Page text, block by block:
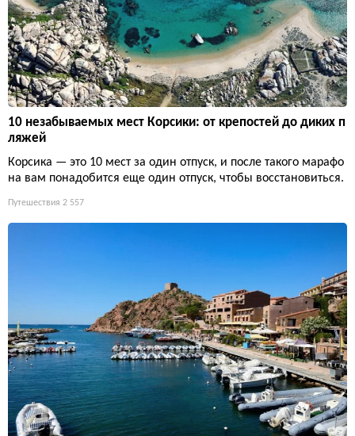
10 незабываемых мест Корсики: от крепостей до диких п
ляжей
Корсика — это 10 мест за один отпуск, и после такого марафо
на вам понадобится еще один отпуск, чтобы восстановиться.
Путешествия 2 557